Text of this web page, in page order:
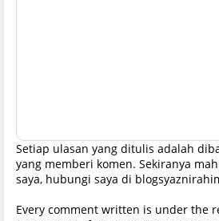
Setiap ulasan yang ditulis adalah
yang memberi komen. Sekiranya
saya, hubungi saya di
Every comment written is under the